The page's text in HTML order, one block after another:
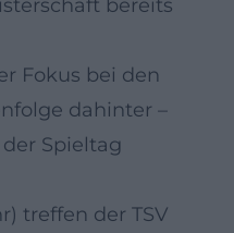
bereits
Fokus bei den
dahinter –
Spieltag
treffen der TSV